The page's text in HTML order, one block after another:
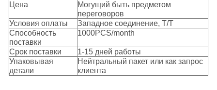
Цена
Могущий быть предметом
переговоров
Условия оплаты
Западное соединение, T/T
Способность
поставки
1000PCS/month
Срок поставки
1-15 дней работы
Упаковывая
детали
Нейтральный пакет или как запрос
клиента